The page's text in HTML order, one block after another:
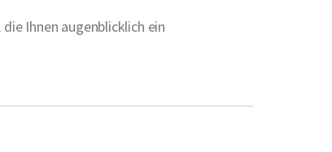
Ihnen augenblicklich ein